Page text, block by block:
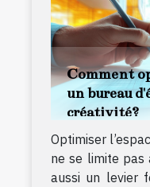
Comment
un bureau
créativité?
Optimiser
ne se limite pas
aussi un levier